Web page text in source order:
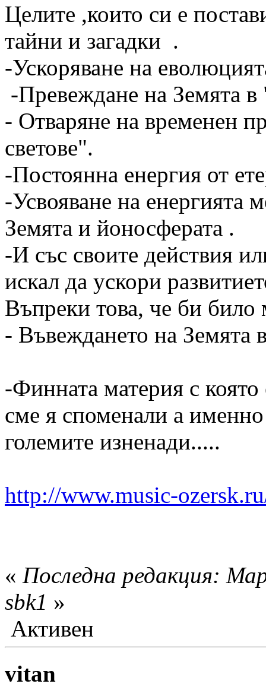
Целите ,които си е
тайни и загадки .
-Ускоряване на
-Превеждане на Земята в
- Отваряне на временен
светове".
-Постоянна енергия от
-Усвояване на енергията
Земята и йоносферата .
-И със своите действия
искал да ускори
Въпреки това, че би било
- Въвеждането на Земята
-Финната материя с
сме я споменали а
големите изненади.....
http://www.music-
« Последна редакция:
sbk1 »
Активен
vitan